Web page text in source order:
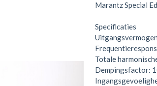
Marantz Special
Specificaties
Totale
Dempingsfactor: